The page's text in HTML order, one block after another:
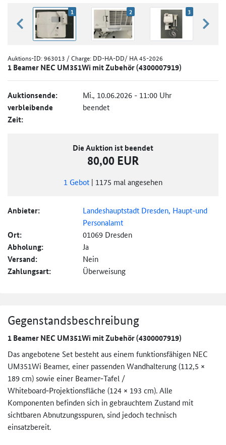
zurück blättern
1 2 3
Auktions-ID:963013 / Charge: DD-HA-DD/ HA 45-2026
1 Beamer NEC UM351Wi mit Zubehör (4300007919)
Auktionsende: Mi., 10.06.2026 - 11:00 Uhr
verbleibende
Zeit:
beendet
Die Auktion ist beendet
80,00 EUR
1 Gebot | 1175 mal angesehen
Anbieter:
Landeshauptstadt Dresden, Haupt-und
Personalamt
Ort: 01069 Dresden
Abholung: Ja
Versand: Nein
Zahlungsart: Überweisung
Gegenstandsbeschreibung
1 Beamer NEC UM351Wi mit Zubehör (4300007919)
Das angebotene Set besteht aus einem funktionsfähigen NEC
UM351Wi Beamer, einer passenden Wandhalterung (112,5 ×
189 cm) sowie einer Beamer‑Tafel /
Whiteboard‑Projektionsfläche (124 × 193 cm). Alle
Komponenten befinden sich in gebrauchtem Zustand mit
sichtbaren Abnutzungsspuren, sind jedoch technisch
einsatzbereit.